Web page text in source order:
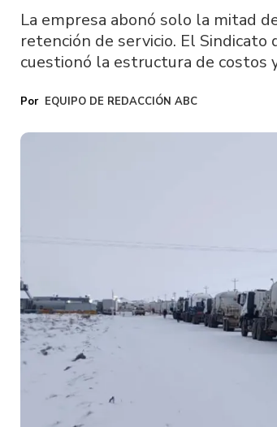
La empresa abonó solo la mitad
retención de servicio. El
cuestionó la estructura de costos
EQUIPO DE REDACCIÓN ABC